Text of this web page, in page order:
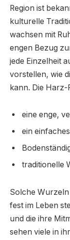
Region ist
kulturelle
wachsen mit
engen Bezug
jede Einzelheit
vorstellen, wie
kann. Die Harz-
eine enge,
ein
traditionelle
Solche
fest im Leben
und die ihre
sehen viele in